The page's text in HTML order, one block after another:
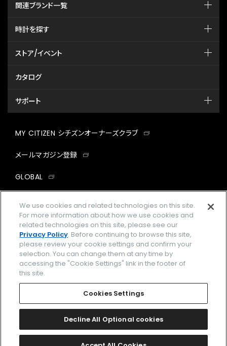
関連ブランド一覧
時計を探す
ストア/イベント
カタログ
サポート
MY CITIZEN シチズンオーナーズクラブ
メールマガジン登録
GLOBAL
facebookinstagramtwitter
企業情報 ご利用規約
プライバシーポリシー Cookies Settings
Amazon PayはAmazon.com, Inc.またはその関連会社の商標です。
2026 CITIZEN WATCH CO., LTD.
We use cookies and related technologies on this site.
For more information about how we use cookies and
related technologies on this site, please see our
Privacy Policy. Before continuing to browse this site,
please review your cookie settings and confirm your
selection. You can change them at any time by
accessing the "Cookie Settings" link in the footer of
this site.
Cookies Settings
Decline All Optional cookies